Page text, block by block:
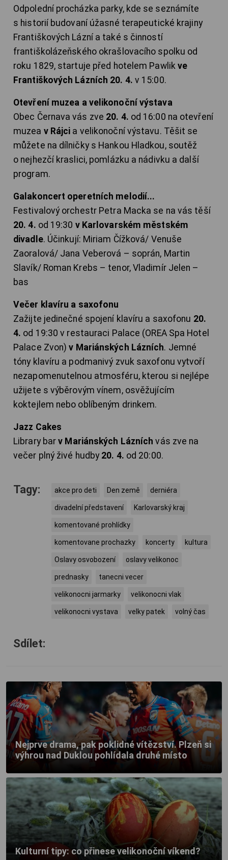
Odpolední procházka parky, kde se seznámíte
s historií budovaní úžasné terapeutické krajiny
Františkových Lázní a také s činností
františkolázeňského okrašlovacího spolku od
roku 1829, startuje před hotelem Pawlikve
Františkových Lázních 20. 4. v 15:00.
Otevření muzea a velikonoční výstava
Obec Černava vás zve 20. 4. od 16:00 na otevření
muzea v Rájci a velikonoční výstavu. Těšit se
můžete na dílničky s Hankou Hladkou, soutěž
o nejhezčí kraslici, pomlázku a nádivku a další
program.
Galakoncert operetních melodií...
Festivalový orchestr Petra Macka se na vás těší
20. 4. od 19:30 v Karlovarském městském
divadle. Účinkují: Miriam Čížková/ Venuše
Zaoralová/ Jana Veberová – soprán, Martin
Slavík/ Roman Krebs – tenor, Vladimír Jelen –
bas
Večer klavíru a saxofonu
Zažijte jedinečné spojení klavíru a saxofonu 20.
4. od 19:30 v restauraci Palace (OREA Spa Hotel
Palace Zvon)v Mariánských Lázních. Jemné
tóny klavíru a podmanivý zvuk saxofonu vytvoří
nezapomenutelnou atmosféru, kterou si nejlépe
užijete s výběrovým vínem, osvěžujícím
koktejlem nebo oblíbeným drinkem.
Jazz Cakes
Library barv Mariánských Lázních vás zve na
večer plný živé hudby 20. 4. od 20:00.
Tagy: akce pro deti Den země derniéra
divadelní představení Karlovarský kraj
komentované prohlídky
komentovane prochazky koncerty kultura
Oslavy osvobození oslavy velikonoc
prednasky tanecni vecer
velikonocni jarmarky velikonocni vlak
velikonocni vystava velky patek volný čas
Sdílet:
Nejprve drama, pak poklidné vítězství. Plzeň si
výhrou nad Duklou pohlídala druhé místo
Kulturní tipy: co přinese velikonoční víkend?